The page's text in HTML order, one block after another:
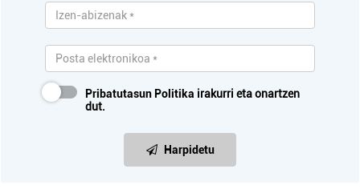
Pribatutasun Politika irakurri eta onartzen
dut.
Harpidetu